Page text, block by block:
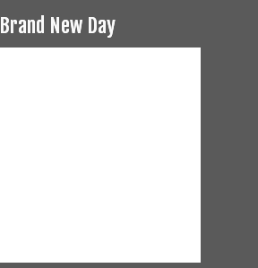
Brand New Day